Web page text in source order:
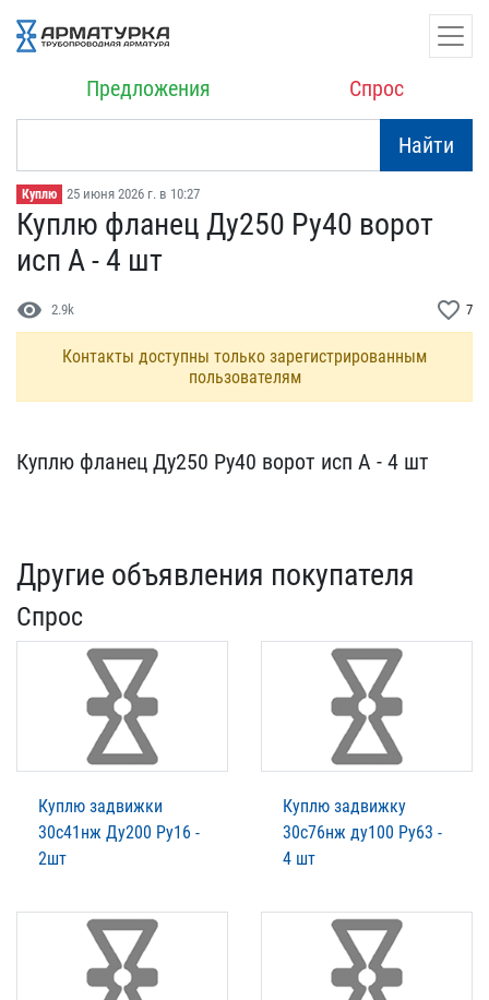
Предложения Спрос
Найти
Куплю 25 июня 2026 г. в 10:27
Куплю фланец Ду250 Ру40 ​ворот
исп А - 4 шт
visibility 2.9k favorite_border 7
Контакты доступны только зарегистрированным
пользователям
Куплю фланец Ду250 Ру40 ​ворот исп А - 4 шт
Другие объявления покупателя
Спрос
Куплю задвижки
30с41нж Ду200 Ру16 -
2шт
Куплю задвижку
30с76нж ду100 Ру63 -
4 шт